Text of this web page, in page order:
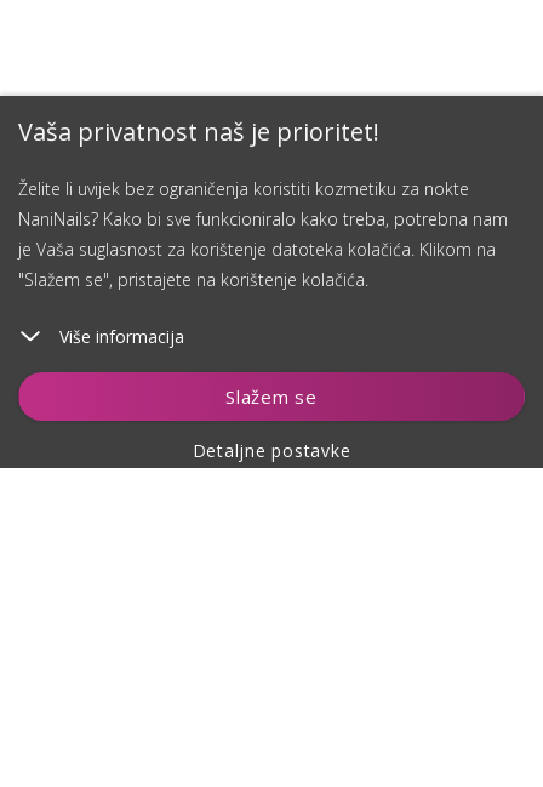
Vaša privatnost naš je prioritet!
Želite li uvijek bez ograničenja koristiti kozmetiku za nokte
NaniNails? Kako bi sve funkcioniralo kako treba, potrebna nam
je Vaša suglasnost za korištenje datoteka kolačića. Klikom na
"Slažem se", pristajete na korištenje kolačića.
Više informacija
Slažem se
Detaljne postavke
Dodaj u košaricu